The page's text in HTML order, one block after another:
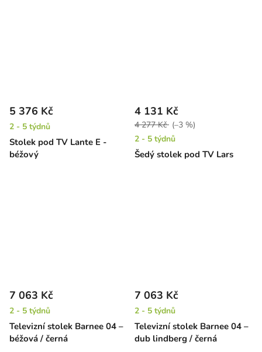
Stolek pod TV Lante E -
béžový
5 376 Kč
2 - 5 týdnů
Šedý stolek pod TV Lars
4 131 Kč
4 277 Kč (–3 %)
2 - 5 týdnů
Televizní stolek Barnee 04 –
béžová / černá
7 063 Kč
2 - 5 týdnů
Televizní stolek Barnee 04 –
dub lindberg / černá
7 063 Kč
2 - 5 týdnů